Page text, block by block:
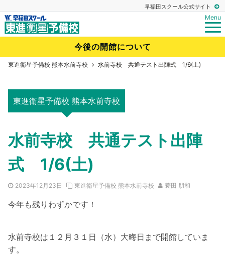
早稲田スクール公式サイト
Menu
今後の開館について
東進衛星予備校 熊本水前寺校 水前寺校 共通テスト出陣式 1/6(土)
東進衛星予備校 熊本水前寺校
水前寺校 共通テスト出陣
式 1/6(土)
2023年12月23日 東進衛星予備校 熊本水前寺校 蓑田 朋和
今年も残りわずかです！
水前寺校は１２月３１日（水）大晦日まで開館していま
す。